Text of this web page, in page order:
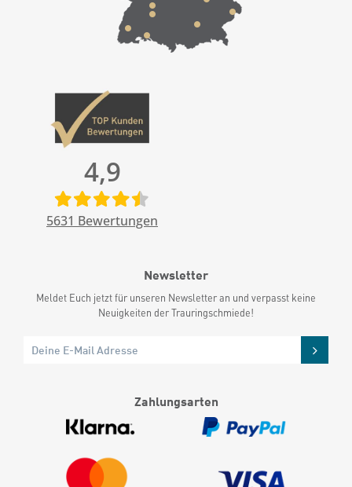
4,9
5631 Bewertungen
Newsletter
Meldet Euch jetzt für unseren Newsletter an und verpasst keine
Neuigkeiten der Trauringschmiede!
Zahlungsarten